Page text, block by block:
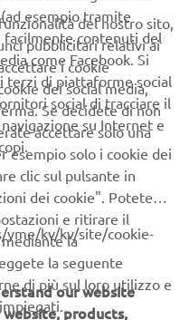
gli eventi speciali, le
esempio tramite
facilmente contenuti del
come Facebook. Si
di piattaforme social
social di tracciare il
su Internet e
del nostro sito,
pubblicitari relativi ai
i cookie
dei social media,
Se decidete di non
accettare solo una
esempio solo i cookie dei
clic sul pulsante in
dei cookie". Potete
e ritirare il
la
la seguente
di più sul loro utilizzo e
yme/kv/kv/site/cookie-
our website
products,